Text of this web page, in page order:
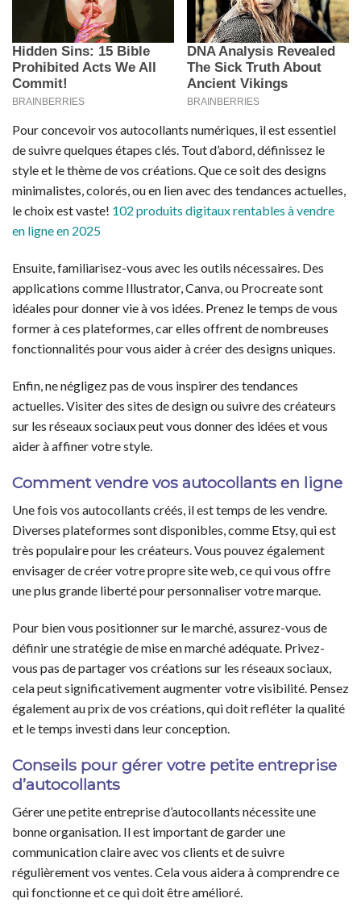
Pour concevoir vos autocollants numériques, il est essentiel
de suivre quelques étapes clés. Tout d’abord, définissez le
style et le thème de vos créations. Que ce soit des designs
minimalistes, colorés, ou en lien avec des tendances actuelles,
le choix est vaste! 102 produits digitaux rentables à vendre
en ligne en 2025
Ensuite, familiarisez-vous avec les outils nécessaires. Des
applications comme Illustrator, Canva, ou Procreate sont
idéales pour donner vie à vos idées. Prenez le temps de vous
former à ces plateformes, car elles offrent de nombreuses
fonctionnalités pour vous aider à créer des designs uniques.
Enfin, ne négligez pas de vous inspirer des tendances
actuelles. Visiter des sites de design ou suivre des créateurs
sur les réseaux sociaux peut vous donner des idées et vous
aider à affiner votre style.
Comment vendre vos autocollants en ligne
Une fois vos autocollants créés, il est temps de les vendre.
Diverses plateformes sont disponibles, comme Etsy, qui est
très populaire pour les créateurs. Vous pouvez également
envisager de créer votre propre site web, ce qui vous offre
une plus grande liberté pour personnaliser votre marque.
Pour bien vous positionner sur le marché, assurez-vous de
définir une stratégie de mise en marché adéquate. Privez-
vous pas de partager vos créations sur les réseaux sociaux,
cela peut significativement augmenter votre visibilité. Pensez
également au prix de vos créations, qui doit refléter la qualité
et le temps investi dans leur conception.
Conseils pour gérer votre petite entreprise
d’autocollants
Gérer une petite entreprise d’autocollants nécessite une
bonne organisation. Il est important de garder une
communication claire avec vos clients et de suivre
régulièrement vos ventes. Cela vous aidera à comprendre ce
qui fonctionne et ce qui doit être amélioré.